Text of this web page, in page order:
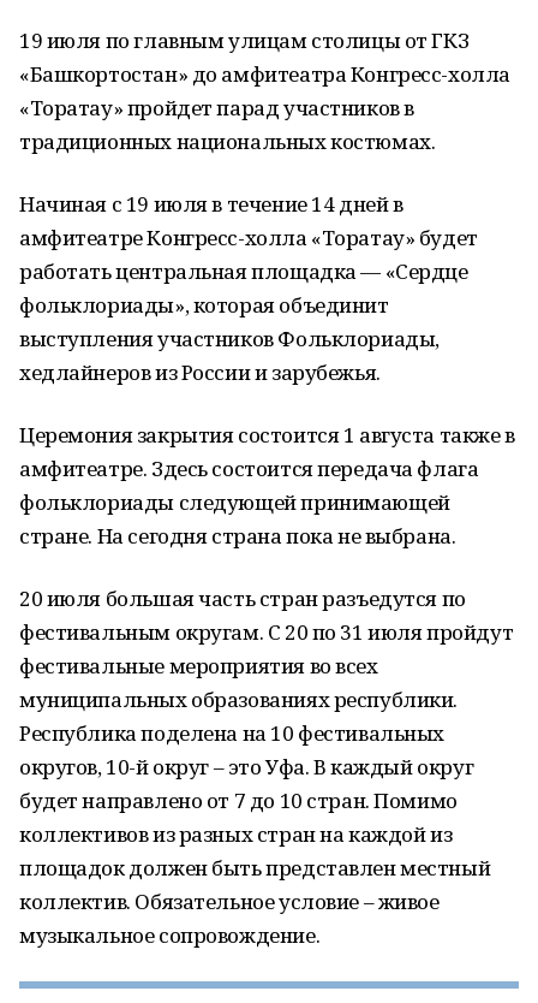
19 июля по главным улицам столицы от ГКЗ
«Башкортостан» до амфитеатра Конгресс-холла
«Торатау» пройдет парад участников в
традиционных национальных костюмах.
Начиная с 19 июля в течение 14 дней в
амфитеатре Конгресс-холла «Торатау» будет
работать центральная площадка — «Сердце
фольклориады», которая объединит
выступления участников Фольклориады,
хедлайнеров из России и зарубежья.
Церемония закрытия состоится 1 августа также в
амфитеатре. Здесь состоится передача флага
фольклориады следующей принимающей
стране. На сегодня страна пока не выбрана.
20 июля большая часть стран разъедутся по
фестивальным округам. С 20 по 31 июля пройдут
фестивальные мероприятия во всех
муниципальных образованиях республики.
Республика поделена на 10 фестивальных
округов, 10-й округ – это Уфа. В каждый округ
будет направлено от 7 до 10 стран. Помимо
коллективов из разных стран на каждой из
площадок должен быть представлен местный
коллектив. Обязательное условие – живое
музыкальное сопровождение.